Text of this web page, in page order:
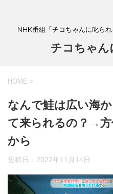
NHK番組「チコちゃんに叱ら
チコちゃん
HOME >
なんで鮭は広い海
て来られるの？→方
から
投稿日： 2022年11月14日